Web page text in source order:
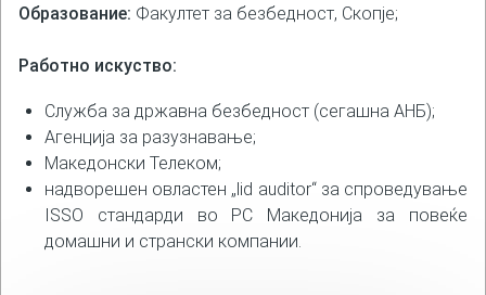
Образование: Факултет за безбедност, Скопје;
Работно искуство:
Служба за државна безбедност (сегашна АНБ);
Агенција за разузнавање;
Македонски Телеком;
надворешен овластен „lid auditor“ за спроведување
ISSO стандарди во РС Македонија за повеќе
домашни и странски компании.